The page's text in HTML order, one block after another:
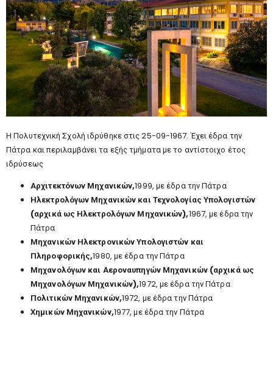
H Πολυτεχνική Σχολή ιδρύθηκε στις 25-09-1967. Έχει έδρα την
Πάτρα και περιλαμβάνει τα εξής τμήματα με το αντίστοιχο έτος
ιδρύσεως
Αρχιτεκτόνων Μηχανικών,1999, με έδρα την Πάτρα
Ηλεκτρολόγων Μηχανικών και Τεχνολογίας Υπολογιστών
(αρχικά ως Ηλεκτρολόγων Μηχανικών),1967, με έδρα την
Πάτρα
Μηχανικών Ηλεκτρονικών Υπολογιστών και
Πληροφορικής,1980, με έδρα την Πάτρα
Μηχανολόγων και Αεροναυπηγών Μηχανικών (αρχικά ως
Μηχανολόγων Μηχανικών),1972, με έδρα την Πάτρα
Πολιτικών Μηχανικών,1972, με έδρα την Πάτρα
Χημικών Μηχανικών,1977, με έδρα την Πάτρα